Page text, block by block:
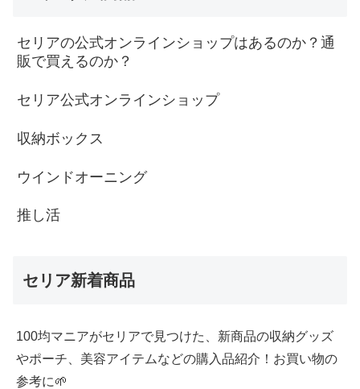
セリアの公式オンラインショップはあるのか？通
販で買えるのか？
セリア公式オンラインショップ
収納ボックス
ウインドオーニング
推し活
セリア新着商品
100均マニアがセリアで見つけた、新商品の収納グッズ
やポーチ、美容アイテムなどの購入品紹介！お買い物の
参考に🌱